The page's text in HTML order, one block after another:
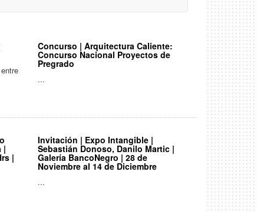
Concurso | Arquitectura Caliente:
Concurso Nacional Proyectos de
Pregrado
...
|
|
Invitación | Expo Intangible |
Sebastián Donoso, Danilo Martic |
Galería BancoNegro | 28 de
Noviembre al 14 de Diciembre
...